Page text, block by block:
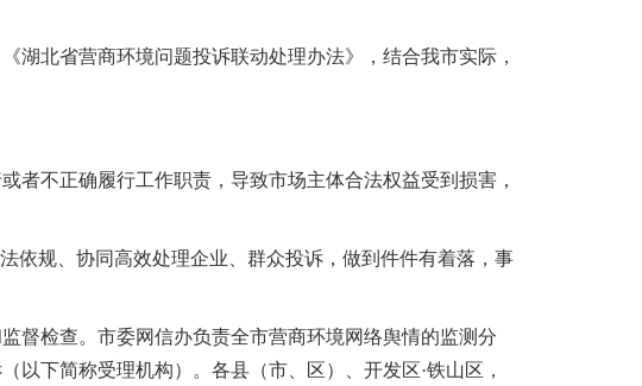
北省营商环境问题投诉联动处理办法》，结合我市实际，
者不正确履行工作职责，导致市场主体合法权益受到损害，
依规、协同高效处理企业、群众投诉，做到件件有着落，事
督检查。市委网信办负责全市营商环境网络舆情的监测分
下简称受理机构）。各县（市、区）、开发区·铁山区，